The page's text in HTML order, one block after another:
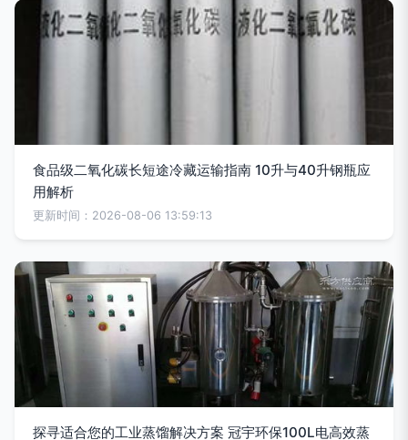
食品级二氧化碳长短途冷藏运输指南 10升与40升钢瓶应
用解析
更新时间：2026-08-06 13:59:13
探寻适合您的工业蒸馏解决方案 冠宇环保100L电高效蒸